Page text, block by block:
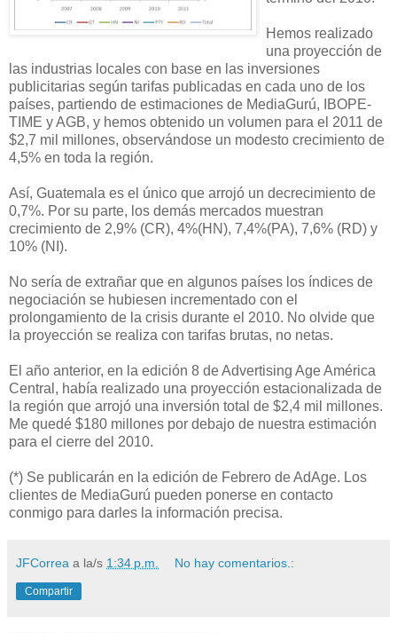
Hemos realizado
una proyección de
las industrias locales con base en las inversiones
publicitarias según tarifas publicadas en cada uno de los
países, partiendo de estimaciones de MediaGurú, IBOPE-
TIME y AGB, y hemos obtenido un volumen para el 2011 de
$2,7 mil millones, observándose un modesto crecimiento de
4,5% en toda la región.
Así, Guatemala es el único que arrojó un decrecimiento de
0,7%. Por su parte, los demás mercados muestran
crecimiento de 2,9% (CR), 4%(HN), 7,4%(PA), 7,6% (RD) y
10% (NI).
No sería de extrañar que en algunos países los índices de
negociación se hubiesen incrementado con el
prolongamiento de la crisis durante el 2010. No olvide que
la proyección se realiza con tarifas brutas, no netas.
El año anterior, en la edición 8 de Advertising Age América
Central, había realizado una proyección estacionalizada de
la región que arrojó una inversión total de $2,4 mil millones.
Me quedé $180 millones por debajo de nuestra estimación
para el cierre del 2010.
(*) Se publicarán en la edición de Febrero de AdAge. Los
clientes de MediaGurú pueden ponerse en contacto
conmigo para darles la información precisa.
JFCorrea a la/s 1:34 p.m. No hay comentarios.:
Compartir